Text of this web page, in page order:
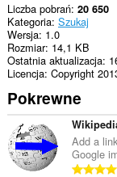
Liczba pobrań 20 650
Kategoria Szukaj
Wersja 1.0
Rozmiar 14,1 KB
Ostatnia aktualizacja
Licencja Copyright
Pokrewne
Add a
Google